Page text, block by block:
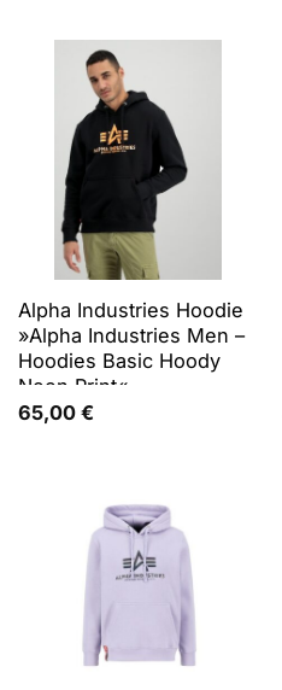
Alpha Industries Hoodie
»Alpha Industries Men –
Hoodies Basic Hoody
Neon Print«
65,00 €